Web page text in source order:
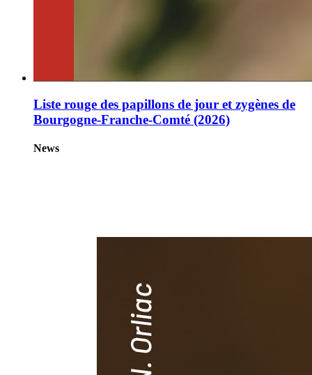
Liste rouge des papillons de jour et zygènes de
Bourgogne-Franche-Comté (2026)
News